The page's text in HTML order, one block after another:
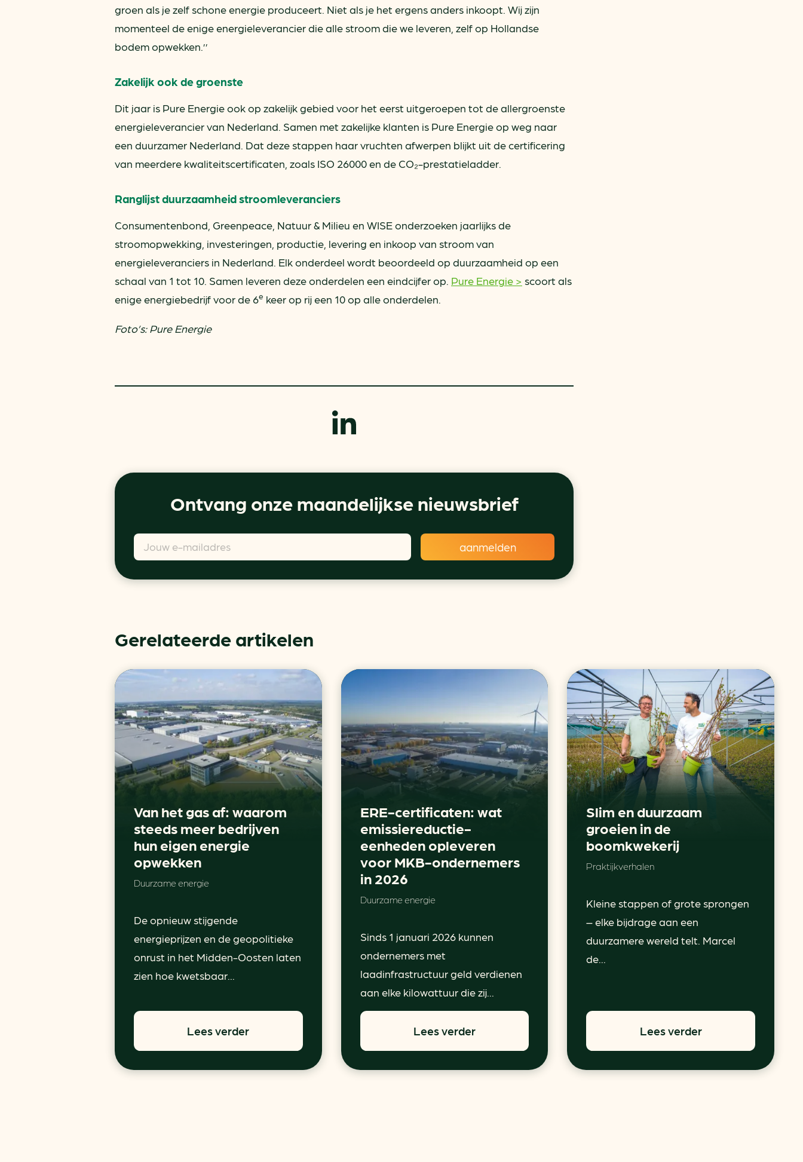
groen als je zelf schone energie produceert. Niet als je het ergens anders inkoopt. Wij zijn
momenteel de enige energieleverancier die alle stroom die we leveren, zelf op Hollandse
bodem opwekken.’’
Zakelijk ook de groenste
Dit jaar is Pure Energie ook op zakelijk gebied voor het eerst uitgeroepen tot de allergroenste
energieleverancier van Nederland. Samen met zakelijke klanten is Pure Energie op weg naar
een duurzamer Nederland. Dat deze stappen haar vruchten afwerpen blijkt uit de certificering
van meerdere kwaliteitscertificaten, zoals ISO 26000 en de CO₂-prestatieladder.
Ranglijst duurzaamheid stroomleveranciers
Consumentenbond, Greenpeace, Natuur & Milieu en WISE onderzoeken jaarlijks de
stroomopwekking, investeringen, productie, levering en inkoop van stroom van
energieleveranciers in Nederland. Elk onderdeel wordt beoordeeld op duurzaamheid op een
schaal van 1 tot 10. Samen leveren deze onderdelen een eindcijfer op. Pure Energie > scoort als
enige energiebedrijf voor de 6e keer op rij een 10 op alle onderdelen.
Foto’s: Pure Energie
Ontvang onze maandelijkse nieuwsbrief
Gerelateerde artikelen
Van het gas af: waarom
steeds meer bedrijven
hun eigen energie
opwekken
Duurzame energie
De opnieuw stijgende
energieprijzen en de geopolitieke
onrust in het Midden-Oosten laten
zien hoe kwetsbaar...
Lees verder
ERE-certificaten: wat
emissiereductie-
eenheden opleveren
voor MKB-ondernemers
in 2026
Duurzame energie
Sinds 1 januari 2026 kunnen
ondernemers met
laadinfrastructuur geld verdienen
aan elke kilowattuur die zij...
Lees verder
Slim en duurzaam
groeien in de
boomkwekerij
Praktijkverhalen
Kleine stappen of grote sprongen
– elke bijdrage aan een
duurzamere wereld telt. Marcel
de...
Lees verder